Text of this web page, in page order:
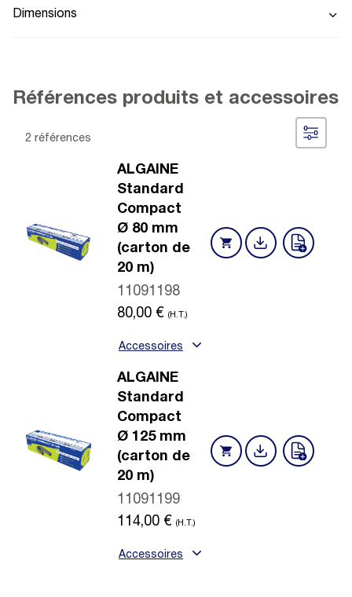
Dimensions
Références produits et accessoires
2 références
ALGAINE
Standard
Compact
Ø 80 mm
(carton de
20 m)
11091198
80,00 € (H.T.)
Accessoires
ALGAINE
Standard
Compact
Ø 125 mm
(carton de
20 m)
11091199
114,00 € (H.T.)
Accessoires